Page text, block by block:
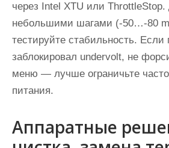
через Intel XTU или ThrottleStop.
небольшими шагами (‑50…‑80
тестируйте стабильность. Если
заблокировал undervolt, не
меню — лучше ограничьте
питания.
Аппаратные